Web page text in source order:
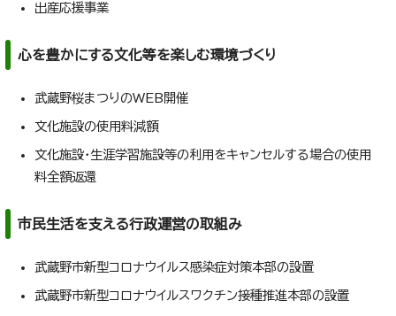
出産応援事業
心を豊かにする文化等を楽しむ環境づくり
武蔵野桜まつりのWEB開催
文化施設の使用料減額
文化施設・生涯学習施設等の利用をキャンセルする場合の使用
料全額返還
市民生活を支える行政運営の取組み
武蔵野市新型コロナウイルス感染症対策本部の設置
武蔵野市新型コロナウイルスワクチン接種推進本部の設置